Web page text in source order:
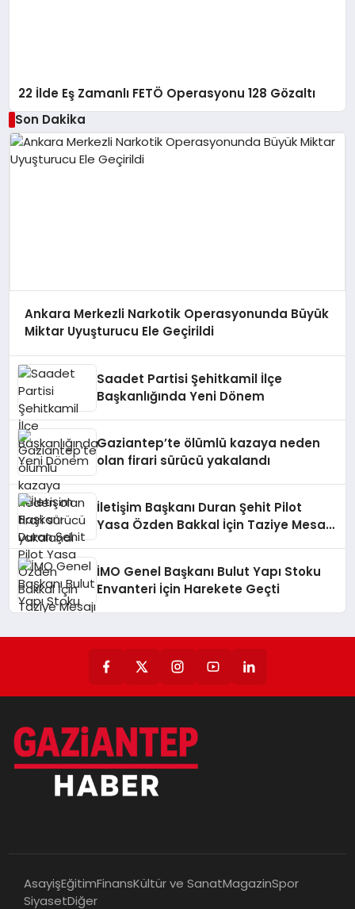
22 İlde Eş Zamanlı FETÖ Operasyonu 128 Gözaltı
Son Dakika
Ankara Merkezli Narkotik Operasyonunda Büyük
Miktar Uyuşturucu Ele Geçirildi
Saadet Partisi Şehitkamil İlçe
Başkanlığında Yeni Dönem
Gaziantep’te ölümlü kazaya neden
olan firari sürücü yakalandı
İletişim Başkanı Duran Şehit Pilot
Yasa Özden Bakkal İçin Taziye Mesajı
İMO Genel Başkanı Bulut Yapı Stoku
Envanteri İçin Harekete Geçti
AsayişEğitimFinansKültür ve SanatMagazinSpor
SiyasetDiğer